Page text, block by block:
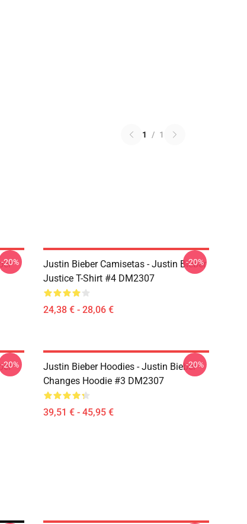
1 / 1
-20%
Justin Bieber Camisetas - Justin Bieber
Justice T-Shirt #4 DM2307
24,38 € - 28,06 €
-20%
-20%
Justin Bieber Hoodies - Justin Bieber
Changes Hoodie #3 DM2307
39,51 € - 45,95 €
-20%